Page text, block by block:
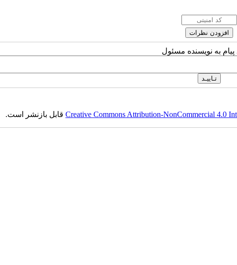
پیام به نویسنده مسئول
Creative Commons Attribution-NonCommercial 4.0قابل بازنشر است.